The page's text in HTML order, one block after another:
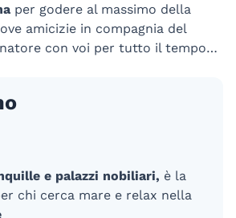
per godere al massimo della
amicizie in compagnia del
con voi per tutto il tempo…
e palazzi nobiliari, è la
chi cerca mare e relax nella